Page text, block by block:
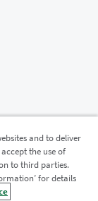
and to deliver
the use of
to third parties.
for details